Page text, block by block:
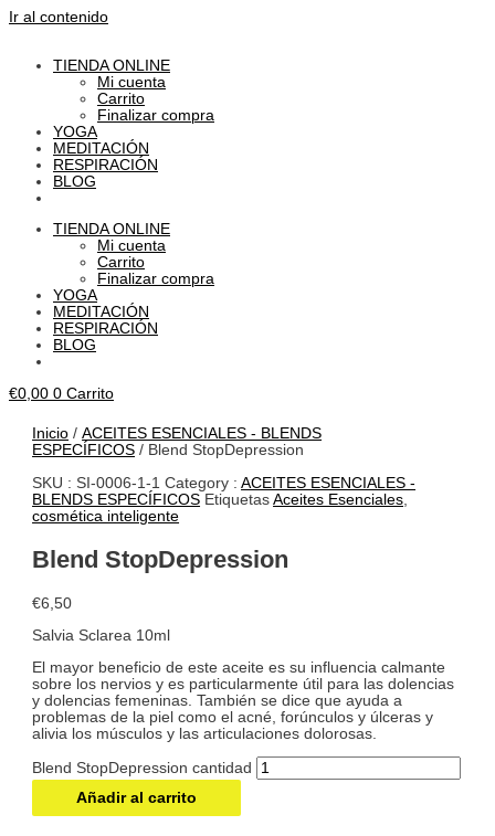
Ir al contenido
TIENDA ONLINE
Mi cuenta
Carrito
Finalizar compra
YOGA
MEDITACIÓN
RESPIRACIÓN
BLOG
TIENDA ONLINE
Mi cuenta
Carrito
Finalizar compra
YOGA
MEDITACIÓN
RESPIRACIÓN
BLOG
€0,00 0 Carrito
Inicio /ACEITES ESENCIALES - BLENDS
ESPECÍFICOS / Blend StopDepression
SKU : SI-0006-1-1Category :ACEITES ESENCIALES -
BLENDS ESPECÍFICOS Etiquetas Aceites Esenciales
cosmética inteligente
Blend StopDepression
€6,50
Salvia Sclarea 10ml
El mayor beneficio de este aceite es su influencia calmante
sobre los nervios y es particularmente útil para las dolencias
y dolencias femeninas. También se dice que ayuda a
problemas de la piel como el acné, forúnculos y úlceras y
alivia los músculos y las articulaciones dolorosas.
Blend StopDepression cantidad
Añadir al carrito